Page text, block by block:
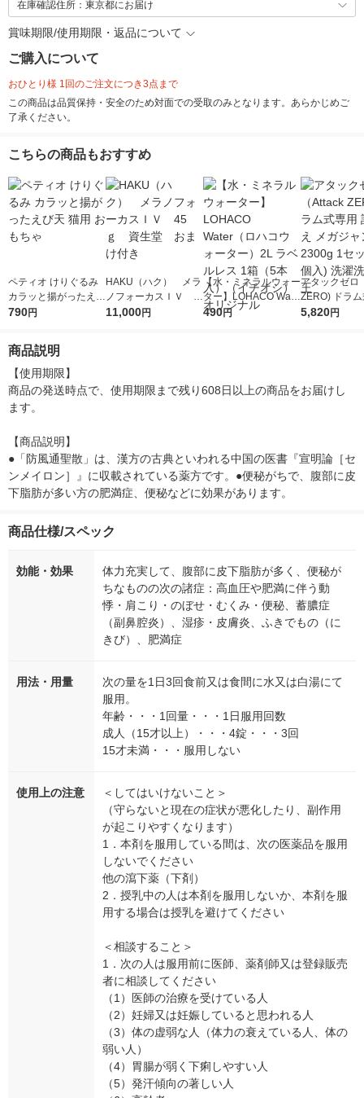
在庫確認住所：東京都にお届け
賞味期限/使用期限・返品について
ご購入について
おひとり様 1回のご注文につき3点まで
この商品は品質保持・安全のため対面での受取のみとなります。あらかじめご
了承ください。
こちらの商品もおすすめ
ペティオ けりぐるみ
カラッと揚がったえび
天 猫用 おもちゃ
790円
HAKU（ハク） メラ
ノフォーカスＩＶ 4
5ｇ 資生堂 おまけ
11,000円
【水・ミネラルウォー
ター】LOHACO Wate
r（ロハコウォータ
490円
アタックゼロ
ZERO) ドラ
詰め替え メガ
5,820円
商品説明
【使用期限】
商品の発送時点で、使用期限まで残り608日以上の商品をお届けし
ます。
【商品説明】
●「防風通聖散」は、漢方の古典といわれる中国の医書『宣明論［セ
ンメイロン］』に収載されている薬方です。●便秘がちで、腹部に皮
下脂肪が多い方の肥満症、便秘などに効果があります。
商品仕様/スペック
効能・効果
体力充実して、腹部に皮下脂肪が多く、便秘が
ちなものの次の諸症：高血圧や肥満に伴う動
悸・肩こり・のぼせ・むくみ・便秘、蓄膿症
（副鼻腔炎）、湿疹・皮膚炎、ふきでもの（に
きび）、肥満症
用法・用量
次の量を1日3回食前又は食間に水又は白湯にて
服用。
年齢・・・1回量・・・1日服用回数
成人（15才以上）・・・4錠・・・3回
15才未満・・・服用しない
使用上の注意
＜してはいけないこと＞
（守らないと現在の症状が悪化したり、副作用
が起こりやすくなります）
1．本剤を服用している間は、次の医薬品を服用
しないでください
他の瀉下薬（下剤）
2．授乳中の人は本剤を服用しないか、本剤を服
用する場合は授乳を避けてください
＜相談すること＞
1．次の人は服用前に医師、薬剤師又は登録販売
者に相談してください
（1）医師の治療を受けている人
（2）妊婦又は妊娠していると思われる人
（3）体の虚弱な人（体力の衰えている人、体の
弱い人）
（4）胃腸が弱く下痢しやすい人
（5）発汗傾向の著しい人